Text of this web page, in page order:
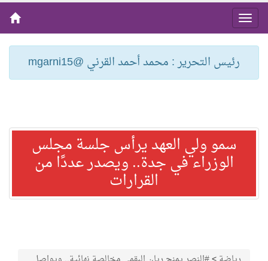
رئيس التحرير : محمد أحمد القرني @mgarni15
سمو ولي العهد يرأس جلسة مجلس
الوزراء في جدة.. ويصدر عددًا من
القرارات